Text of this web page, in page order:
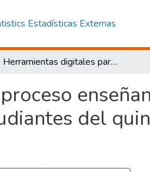
Estadísticas Externas
Herramientas digitales para el proceso enseñanza aprendizaje de la asignatura de inglés en los estudiantes del quinto año de educación general básica
del